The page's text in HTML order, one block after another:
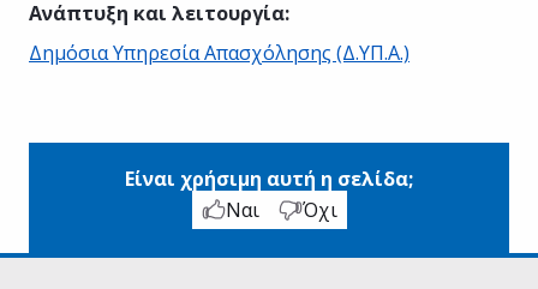
Ανάπτυξη και λειτουργία:
Δημόσια Υπηρεσία Απασχόλησης (Δ.ΥΠ.Α.)
Είναι χρήσιμη αυτή η σελίδα;
Ναι
Όχι